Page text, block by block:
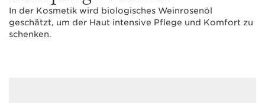
In der Kosmetik wird biologisches Weinrosenöl
geschätzt, um der Haut intensive Pflege und Komfort zu
schenken.